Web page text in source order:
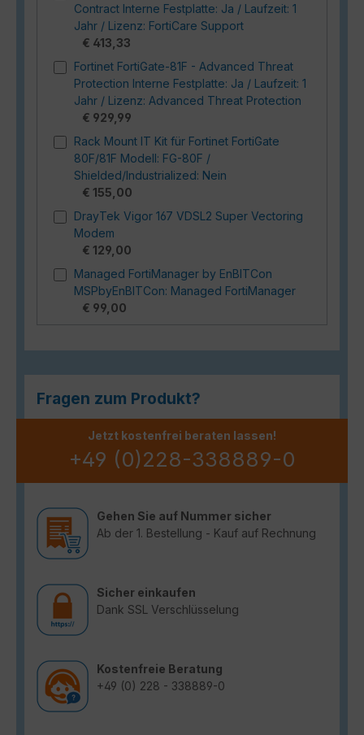
Contract Interne Festplatte: Ja / Laufzeit: 1
Jahr / Lizenz: FortiCare Support
€ 413,33
Fortinet FortiGate-81F - Advanced Threat
Protection Interne Festplatte: Ja / Laufzeit: 1
Jahr / Lizenz: Advanced Threat Protection
€ 929,99
Rack Mount IT Kit für Fortinet FortiGate
80F/81F Modell: FG-80F /
Shielded/Industrialized: Nein
€ 155,00
DrayTek Vigor 167 VDSL2 Super Vectoring
Modem
€ 129,00
Managed FortiManager by EnBITCon
MSPbyEnBITCon: Managed FortiManager
€ 99,00
Fragen zum Produkt?
Jetzt kostenfrei beraten lassen!
+49 (0)228-338889-0
Gehen Sie auf Nummer sicher
Ab der 1. Bestellung - Kauf auf Rechnung
Sicher einkaufen
Dank SSL Verschlüsselung
Kostenfreie Beratung
+49 (0) 228 - 338889-0